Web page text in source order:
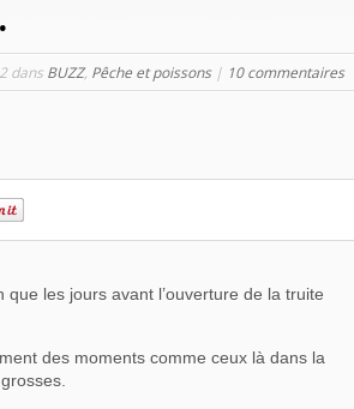
dans BUZZ, Pêche et poissons| 10 commentaires
les jours avant l’ouverture de la truite
des moments comme ceux là dans la